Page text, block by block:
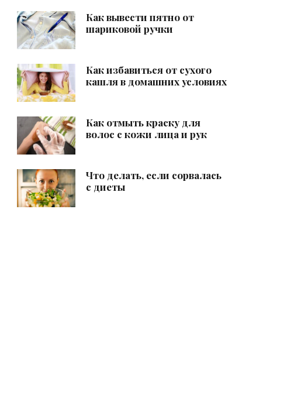
Как вывести пятно от
шариковой ручки
Как избавиться от сухого
кашля в домашних условиях
Как отмыть краску для
волос с кожи лица и рук
Что делать, если сорвалась
с диеты